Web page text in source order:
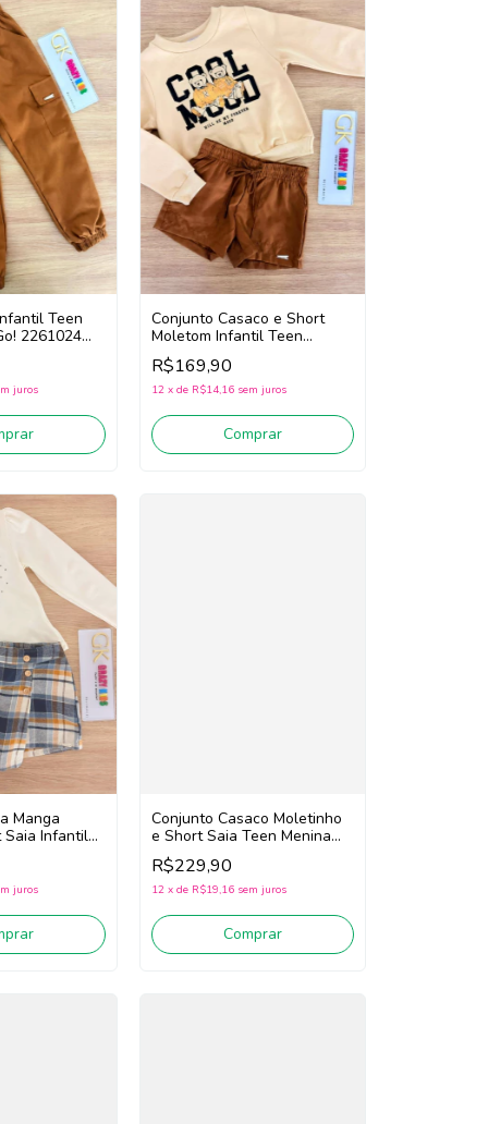
Teen
2261024
juros
Conjunto Casaco e Short
Moletom Infantil Teen
Menina Nina Go! 2261034
(Creme/Bege Escuro)
R$169,90
12 x de R$14,16 sem juros
Comprar
Manga
Saia Infantil
Go!
juros
Conjunto Casaco Moletinho
e Short Saia Teen Menina
Nina Go! 2261039
(Creme/Preto)
R$229,90
12 x de R$19,16 sem juros
Comprar